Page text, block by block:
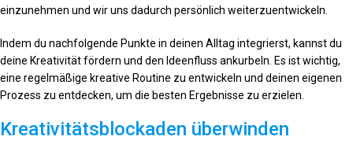
einzunehmen und wir uns dadurch persönlich weiterzuentwickeln.
Indem du nachfolgende Punkte in deinen Alltag integrierst, kannst du
deine Kreativität fördern und den Ideenfluss ankurbeln. Es ist wichtig,
eine regelmäßige kreative Routine zu entwickeln und deinen eigenen
Prozess zu entdecken, um die besten Ergebnisse zu erzielen.
Kreativitätsblockaden überwinden